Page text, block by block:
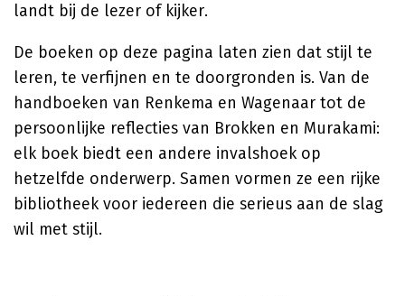
landt bij de lezer of kijker.
De boeken op deze pagina laten zien dat stijl te
leren, te verfijnen en te doorgronden is. Van de
handboeken van Renkema en Wagenaar tot de
persoonlijke reflecties van Brokken en Murakami:
elk boek biedt een andere invalshoek op
hetzelfde onderwerp. Samen vormen ze een rijke
bibliotheek voor iedereen die serieus aan de slag
wil met stijl.